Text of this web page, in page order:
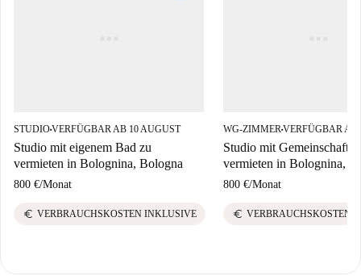
STUDIO■VERFÜGBAR AB 10 AUGUST
Studio mit eigenem Bad zu
vermieten in Bolognina, Bologna
800 €/Monat
euro VERBRAUCHSKOSTEN INKLUSIVE
WG-ZIMMER■VERFÜGBAR AB
Studio mit
vermieten in Bolognina,
800 €/Monat
euro VERBRAUCHSKOSTEN